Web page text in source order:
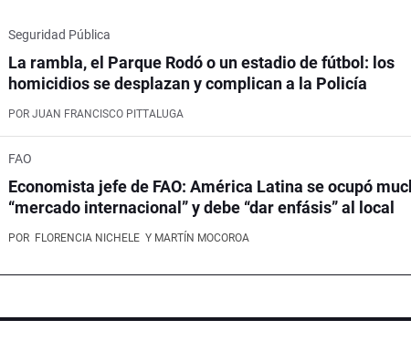
Seguridad Pública
La rambla, el Parque Rodó o un estadio de fútbol: los
homicidios se desplazan y complican a la Policía
POR JUAN FRANCISCO PITTALUGA
FAO
Economista jefe de FAO: América Latina se ocupó
“mercado internacional” y debe “dar enfásis” al local
POR FLORENCIA NICHELE Y MARTÍN MOCOROA